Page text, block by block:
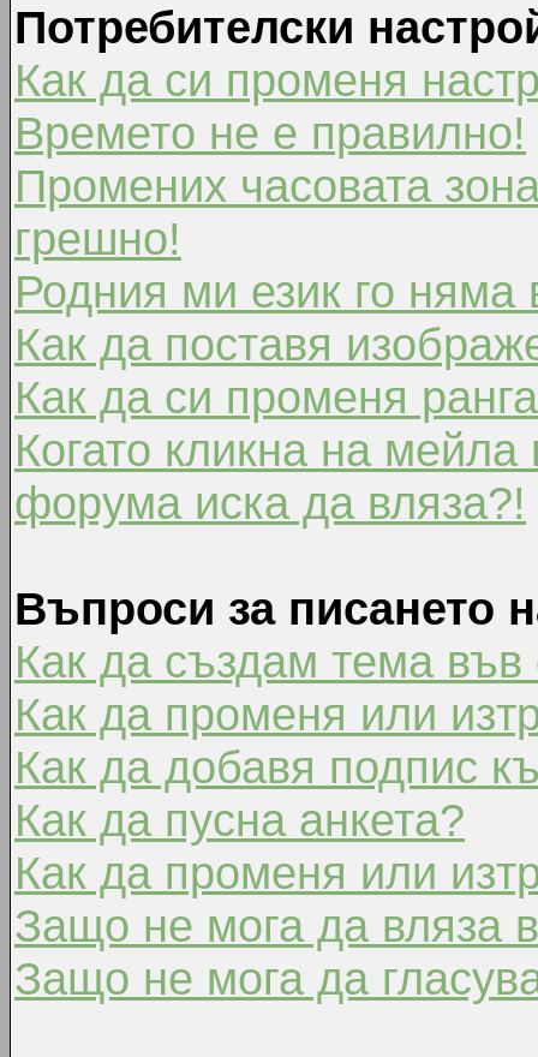
Потребителски
Как да си променя
Времето не е правилно!
Промених часовата
грешно!
Родния ми език го няма
Как да поставя
Как да си променя
Когато кликна на
форума иска да вляза?!
Въпроси за писането
Как да създам тема
Как да променя или
Как да добавя подпис
Как да пусна анкета?
Как да променя или
Защо не мога да вляза
Защо не мога да